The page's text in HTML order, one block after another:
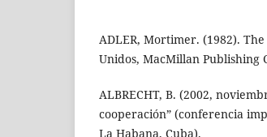
ADLER, Mortimer. (1982).
Unidos, MacMillan Publishing
ALBRECHT, B. (2002,
cooperación” (conferencia
La Habana, Cuba).